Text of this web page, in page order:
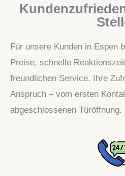
Für unsere Kunden in Espen
Preise, schnelle
freundlichen Service. Ihre
Anspruch – vom ersten
abgeschlossenen Türöffnung.